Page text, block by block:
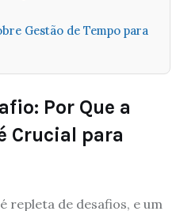
Gestão de Tempo para
Por Que a
Crucial para
repleta de desafios, e um